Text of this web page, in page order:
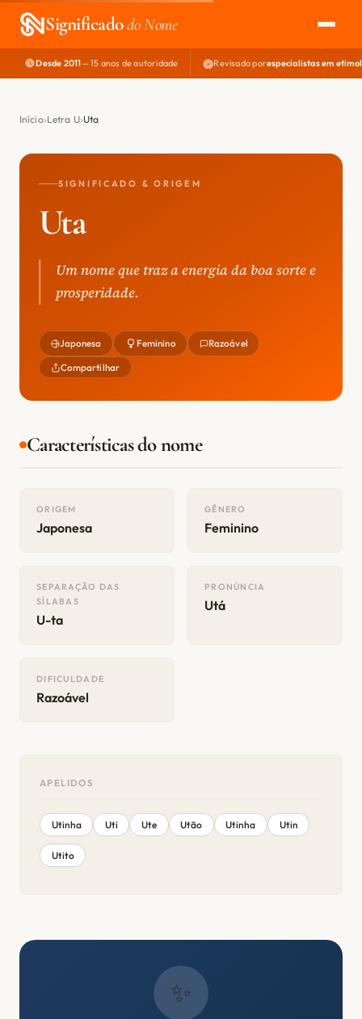
Significadodo Nome
EXPLORAR
NOME PERFEITO
Desde 2011— 15 anos de autoridade Revisado porespecialistas em
Início Letra U Uta
SIGNIFICADO & ORIGEM
Uta
Um nome que traz a energia da boa sorte e
prosperidade.
Japonesa Feminino Razoável
Compartilhar
Características do nome
ORIGEM
Japonesa
GÊNERO
Feminino
SEPARAÇÃO DAS
SÍLABAS
U-ta
PRONÚNCIA
Utá
DIFICULDADE
Razoável
APELIDOS
Utinha Uti Ute Utão Utinha Utin
Utito
✨